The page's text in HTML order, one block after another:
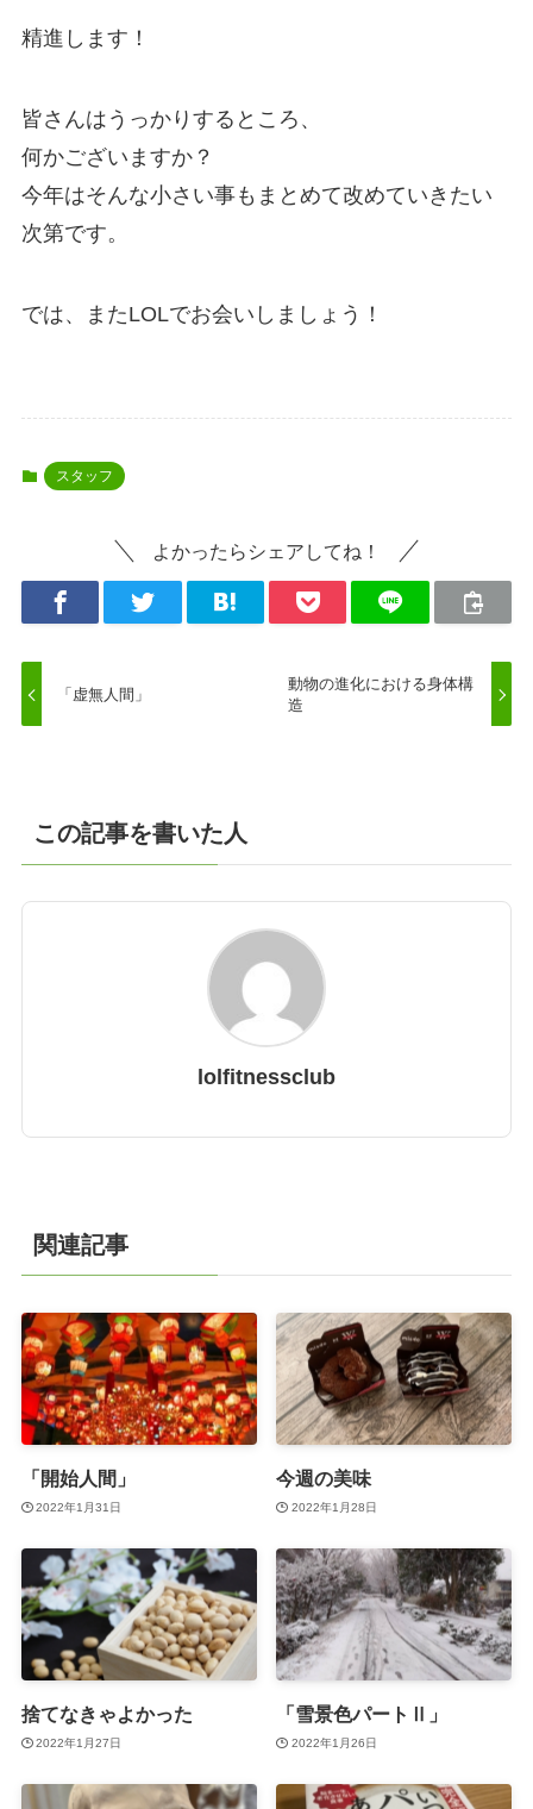
精進します！
皆さんはうっかりするところ、
何かございますか？
今年はそんな小さい事もまとめて改めていきたい
次第です。
では、またLOLでお会いしましょう！
スタッフ
よかったらシェアしてね！
「虚無人間」
動物の進化における身体構
造
この記事を書いた人
lolfitnessclub
関連記事
「開始人間」
2022年1月31日
今週の美味
2022年1月28日
捨てなきゃよかった
2022年1月27日
「雪景色パートⅡ」
2022年1月26日